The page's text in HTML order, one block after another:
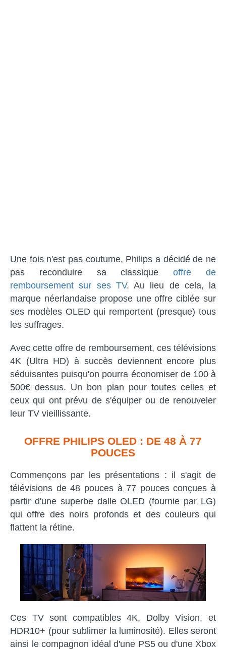
Une fois n'est pas coutume, Philips a décidé de ne
pas reconduire sa classiqueoffre de
remboursement sur ses TV. Au lieu de cela, la
marque néerlandaise propose une offre ciblée sur
ses modèles OLED qui remportent (presque) tous
les suffrages.
Avec cette offre de remboursement, ces télévisions
4K (Ultra HD) à succès deviennent encore plus
séduisantes puisqu'on pourra économiser de 100 à
500€ dessus. Un bon plan pour toutes celles et
ceux qui ont prévu de s'équiper ou de renouveler
leur TV vieillissante.
OFFRE PHILIPS OLED : DE 48 À 77
POUCES
Commençons par les présentations : il s'agit de
télévisions de 48 pouces à 77 pouces conçues à
partir d'une superbe dalle OLED (fournie par LG)
qui offre des noirs profonds et des couleurs qui
flattent la rétine.
Ces TV sont compatibles 4K, Dolby Vision, et
HDR10+ (pour sublimer la luminosité). Elles seront
ainsi le compagnon idéal d'une PS5 ou d'une Xbox